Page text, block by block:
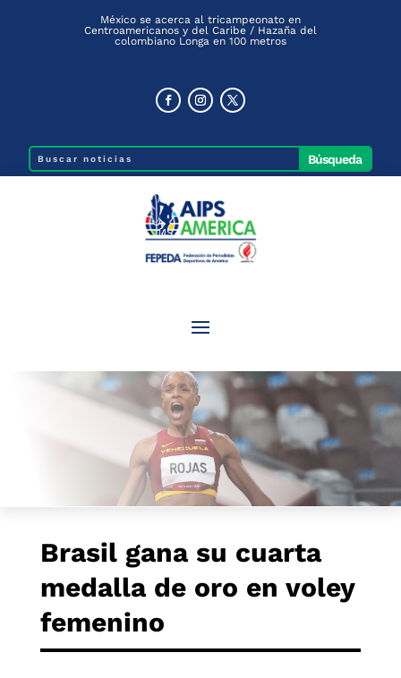
México se acerca al tricampeonato en
Centroamericanos y del Caribe / Hazaña del
colombiano Longa en 100 metros
Brasil gana su cuarta
medalla de oro en voley
femenino